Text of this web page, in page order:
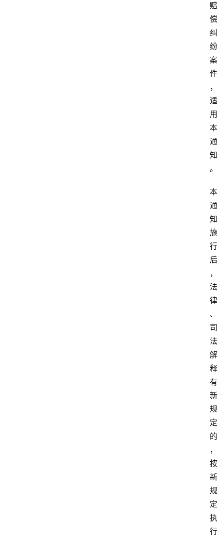
赔
偿
纠
纷
案
件
，
适
用
本
通
知
。
本
通
知
施
行
后
，
法
律
、
司
法
解
释
有
新
规
定
的
，
按
新
规
定
执
行